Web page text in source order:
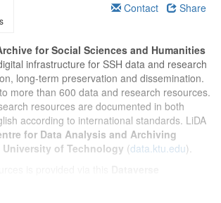
Contact Share
for Social Sciences and Humanities
infrastructure for SSH data and research
long-term preservation and dissemination.
more than 600 data and research resources.
resources are documented in both
according to international standards. LiDA
for Data Analysis and Archiving
University of Technology (data.ktu.edu).